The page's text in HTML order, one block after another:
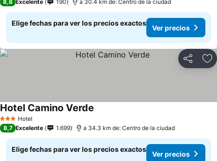
8,8 Excelente 190 a 30.4 km de: Centro de la ciudad
Elige fechas para ver los precios exactos
Ver precios
Compartir
3 Estrellas
Hotel
Hotel Camino Verde
8,7 Excelente 1.699 a 34.3 km de: Centro de la ciudad
Elige fechas para ver los precios exactos
Ver precios